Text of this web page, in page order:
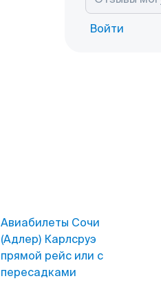
Войти
Авиабилеты Сочи
(Адлер) Карлсруэ
прямой рейс или с
пересадками